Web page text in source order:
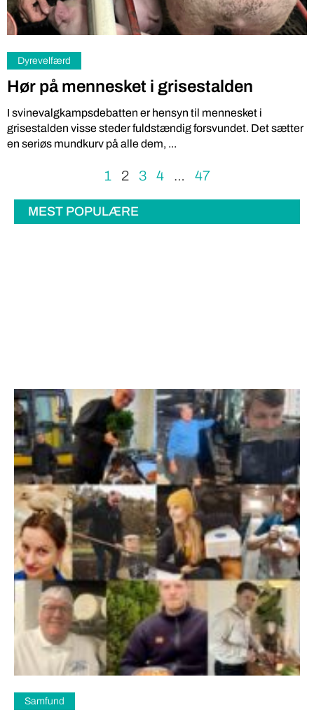
Dyrevelfærd
Hør på mennesket i grisestalden
I svinevalgkampsdebatten er hensyn til mennesket i
grisestalden visse steder fuldstændig forsvundet. Det sætter
en seriøs mundkurv på alle dem, ...
1 2 3 4 … 47
MEST POPULÆRE
Samfund